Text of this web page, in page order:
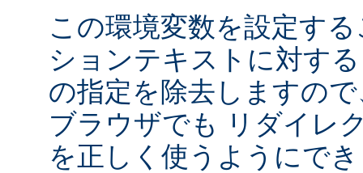
この環境変数を設定す
ションテキストに対す
の指定を除去しますの
ブラウザでも リダイレ
を正しく使うようにで